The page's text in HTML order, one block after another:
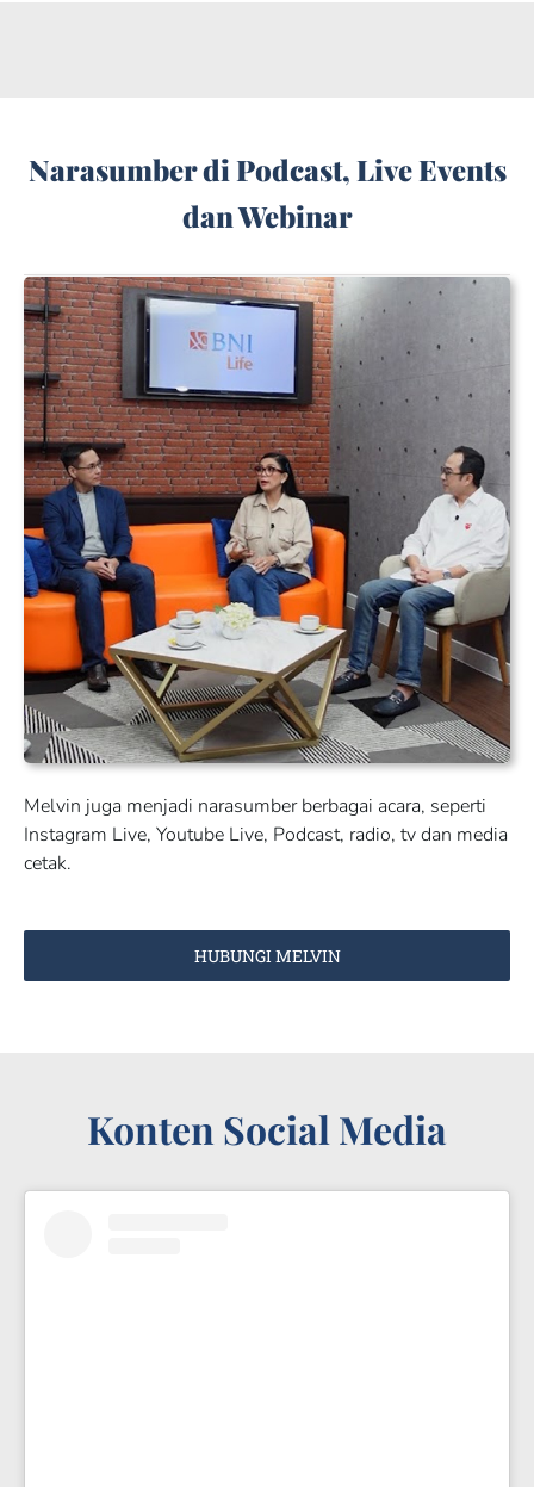
Narasumber di Podcast, Live Events
dan Webinar
Melvin juga menjadi narasumber berbagai acara, seperti
Instagram Live, Youtube Live, Podcast, radio, tv dan media
cetak.
HUBUNGI MELVIN
Konten Social Media